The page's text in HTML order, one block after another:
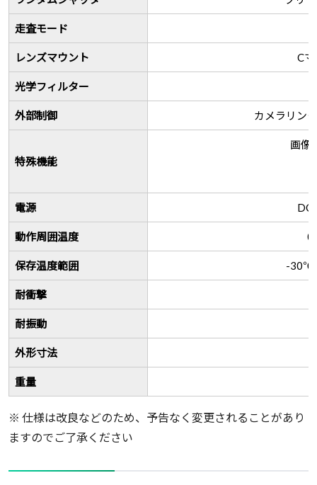
走査モード
レンズマウント C
光学フィルター
外部制御 カメラリン
特殊機能
画像
電源
動作周囲温度
保存温度範囲 -30℃
耐衝撃
耐振動
外形寸法
重量
※ 仕様は改良などのため、予告なく変更されることがあり
ますのでご了承ください